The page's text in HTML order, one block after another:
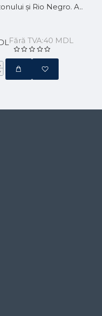
și Rio Negro. A..
Fără TVA:40 MDL